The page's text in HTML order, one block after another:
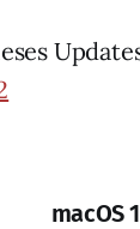
macOS